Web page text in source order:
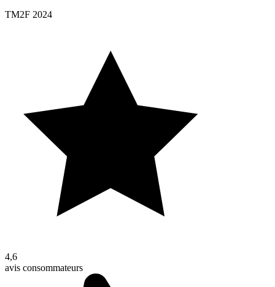
TM2F 2024
4,6
avis consommateurs